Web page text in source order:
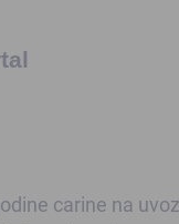
carine na